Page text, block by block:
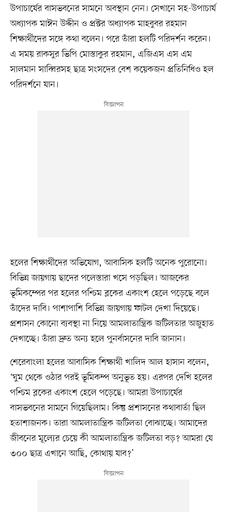
উপাচার্যের বাসভবনের সামনে অবস্থান নেন। সেখানে সহ-উপাচার্য
অধ্যাপক মাঈন উদ্দীন ও প্রক্টর অধ্যাপক মাহবুবর রহমান
শিক্ষার্থীদের সঙ্গে কথা বলেন। পরে তাঁরা হলটি পরিদর্শন করেন।
এ সময় রাকসুর ভিপি মোস্তাকুর রহমান, এজিএস এস এম
সালমান সাব্বিরসহ ছাত্র সংসদের বেশ কয়েকজন প্রতিনিধিও হল
পরিদর্শনে যান।
হলের শিক্ষার্থীদের অভিযোগ, আবাসিক হলটি অনেক পুরোনো।
বিভিন্ন জায়গায় ছাদের পলেস্তারা খসে পড়ছিল। আজকের
ভূমিকম্পের পর হলের পশ্চিম ব্লকের একাংশ হেলে পড়েছে বলে
তাঁদের দাবি। পাশাপাশি বিভিন্ন জায়গায় ফাটল দেখা দিয়েছে।
প্রশাসন কোনো ব্যবস্থা না নিয়ে আমলাতান্ত্রিক জটিলতার অজুহাত
দেখাচ্ছে। তাঁরা দ্রুত অন্য হলে পুনর্বাসনের দাবি জানান।
শেরেবাংলা হলের আবাসিক শিক্ষার্থী খালিদ আল হাসান বলেন,
‘ঘুম থেকে ওঠার পরই ভূমিকম্প অনুভূত হয়। এরপর দেখি হলের
পশ্চিম ব্লকের একাংশ হেলে পড়েছে। আমরা উপাচার্যের
বাসভবনের সামনে গিয়েছিলাম। কিন্তু প্রশাসনের কথাবার্তা ছিল
হতাশাজনক। তারা আমলাতান্ত্রিক জটিলতা বোঝাচ্ছে। আমাদের
জীবনের মূল্যের চেয়ে কী আমলাতান্ত্রিক জটিলতা বড়? আমরা যে
৩০০ ছাত্র এখানে আছি, কোথায় যাব?’